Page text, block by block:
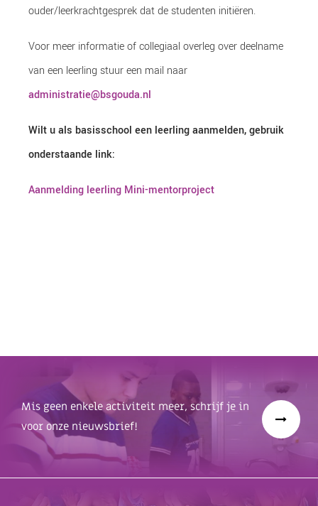
ouder/leerkrachtgesprek dat de studenten initiëren.
Voor meer informatie of collegiaal overleg over deelname
van een leerling stuur een mail naar
administratie@bsgouda.nl
Wilt u als basisschool een leerling aanmelden, gebruik
onderstaande link:
Aanmelding leerling Mini-mentorproject
Mis geen enkele activiteit meer, schrijf je in
voor onze nieuwsbrief!